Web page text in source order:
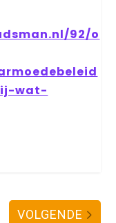
92/o
wat-
VOLGENDE